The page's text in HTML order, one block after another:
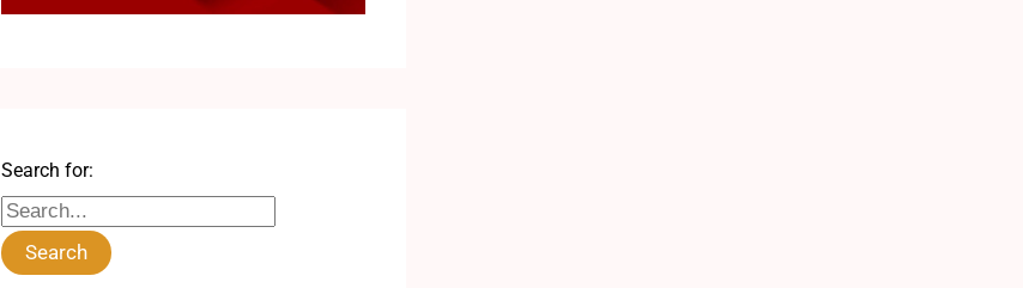
Search for: